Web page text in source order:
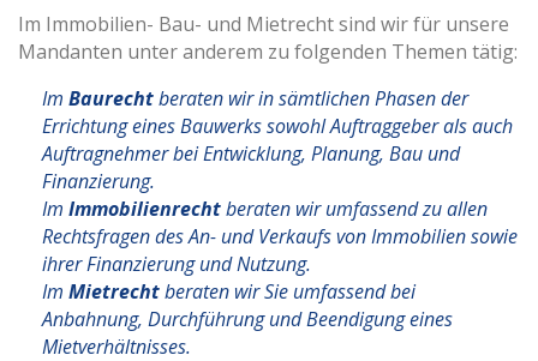
Im Immobilien- Bau- und Mietrecht sind wir für unsere
Mandanten unter anderem zu folgenden Themen tätig:
Im Baurechtberaten wir in sämtlichen Phasen der
Errichtung eines Bauwerks sowohl Auftraggeber als auch
Auftragnehmer bei Entwicklung, Planung, Bau und
Finanzierung.
Im Immobilienrechtberaten wir umfassend zu allen
Rechtsfragen des An- und Verkaufs von Immobilien sowie
ihrer Finanzierung und Nutzung.
Im Mietrechtberaten wir Sie umfassend bei
Anbahnung, Durchführung und Beendigung eines
Mietverhältnisses.